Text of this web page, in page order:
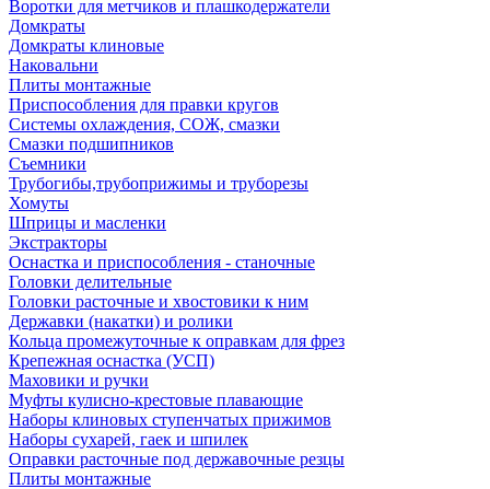
Воротки для метчиков и плашкодержатели
Домкраты
Домкраты клиновые
Наковальни
Плиты монтажные
Приспособления для правки кругов
Системы охлаждения, СОЖ, смазки
Смазки подшипников
Съемники
Трубогибы,трубоприжимы и труборезы
Хомуты
Шприцы и масленки
Экстракторы
Оснастка и приспособления - станочные
Головки делительные
Головки расточные и хвостовики к ним
Державки (накатки) и ролики
Кольца промежуточные к оправкам для фрез
Крепежная оснастка (УСП)
Маховики и ручки
Муфты кулисно-крестовые плавающие
Наборы клиновых ступенчатых прижимов
Наборы сухарей, гаек и шпилек
Оправки расточные под державочные резцы
Плиты монтажные